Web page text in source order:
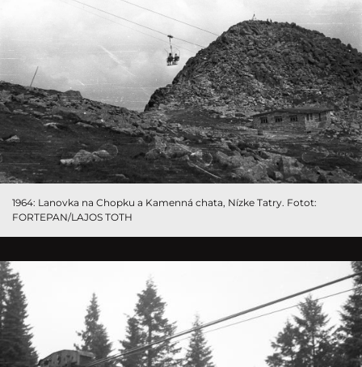
1964: Lanovka na Chopku a Kamenná chata, Nízke Tatry. Fotot:
FORTEPAN/LAJOS TOTH